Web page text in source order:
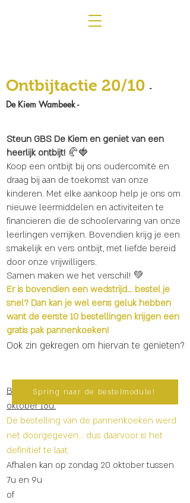
Ontbijtactie 20/10 -
De Kiem Wambeek-
Steun GBS De Kiem en geniet van een
heerlijk ontbijt! 🥐🍓
Koop een ontbijt bij ons oudercomité en
draag bij aan de toekomst van onze
kinderen. Met elke aankoop help je ons om
nieuwe leermiddelen en activiteiten te
financieren die de schoolervaring van onze
leerlingen verrijken. Bovendien krijg je een
smakelijk en vers ontbijt, met liefde bereid
door onze vrijwilligers.
Samen maken we het verschil! 💚
Er is bovendien een wedstrijd... bestel je
snel? Dan kan je wel eens geluk hebben
want de eerste 10 bestellingen krijgen een
gratis pak pannenkoeken!
Ook zin gekregen om hiervan te genieten?
Bestellen kan tot en met maandag 7
oktober 16u.
De bestelling van de pannenkoeken werd
net doorgegeven... dus daarvoor is het
definitief te laat.
Afhalen kan op zondag 20 oktober tussen
7u en 9u
of
Spring naar de bestelmodule!